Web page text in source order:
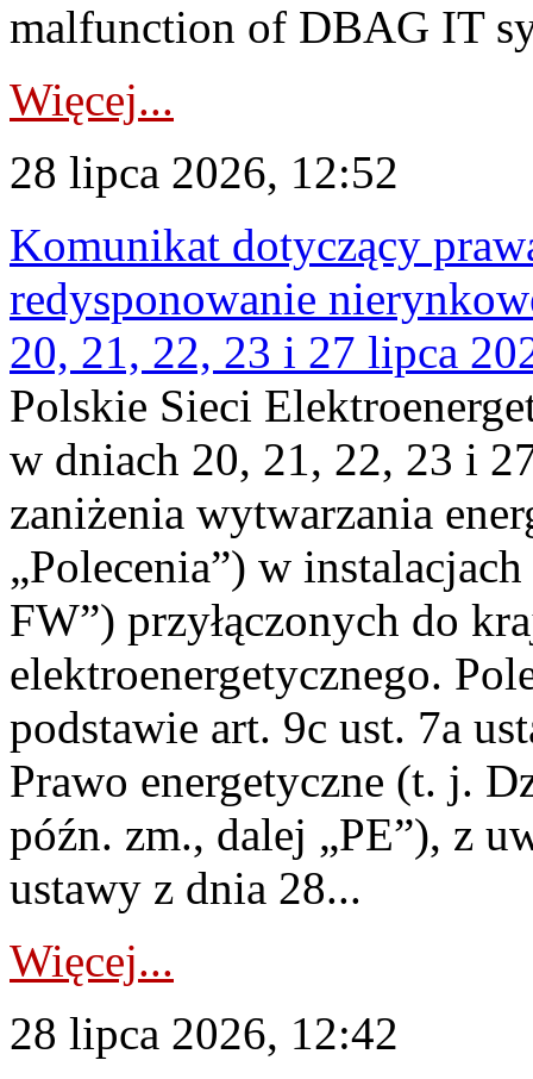
malfunction of DBAG IT
Więcej...
28 lipca 2026, 12:52
Komunikat dotyczący
redysponowanie
20, 21, 22, 23 i 27 lipca
Polskie Sieci
w dniach 20, 21, 22, 23 i
zaniżenia wytwarzania
„Polecenia”) w
FW”) przyłączonych do
elektroenergetycznego.
podstawie art. 9c ust. 7a
Prawo energetyczne (t. j.
późn. zm., dalej „PE”), z
ustawy z dnia 28...
Więcej...
28 lipca 2026, 12:42